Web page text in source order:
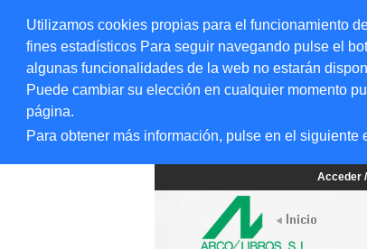
Utilizamos cookies propias para el funcionamiento
fines estadísticos Para seguir navegando pulse el
algunas funcionalidades de la web no estarán
Puede cambiar su elección en cualquier momento
página.
Para obtener más información, pulse en el siguiente
Acceder